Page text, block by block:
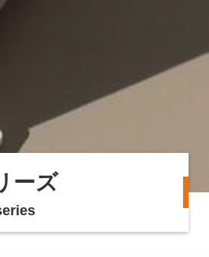
ーズ